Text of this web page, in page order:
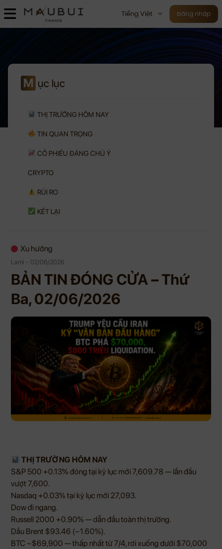
Tiếng Việt Đăng nhập
M ục lục
THỊ TRƯỜNG HÔM NAY
TIN QUAN TRỌNG
CỔ PHIẾU ĐÁNG CHÚ Ý
CRYPTO
RỦI RO
KẾT LẠI
Xu hướng
Lami - 02/06/2026
BẢN TIN ĐÓNG CỬA – Thứ
Ba, 02/06/2026
THỊ TRƯỜNG HÔM NAY
S&P 500 +0.13% đóng tại kỷ lục mới 7,609.78 — lần đầu
vượt 7,600.
Nasdaq +0.03% tại kỷ lục mới 27,093.
Dow đi ngang.
Russell 2000 +0.90% — dẫn đầu toàn thị trường.
Dầu Brent $93.46 (−1.60%).
BTC ~$69,900 — thấp nhất từ 7/4, rơi xuống dưới $70,000